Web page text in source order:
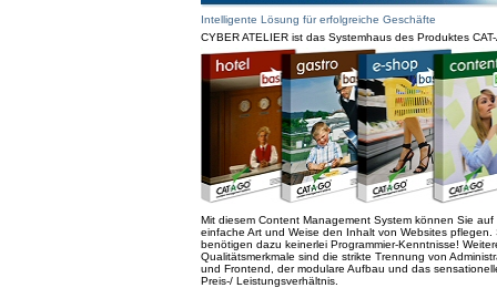
Intelligente Lösung für erfolgreiche Geschäfte
CYBER ATELIER ist das Systemhaus des Produktes
Mit diesem Content Management System können Sie auf
einfache Art und Weise den Inhalt von Websites pflegen.
benötigen dazu keinerlei Programmier-Kenntnisse!
Qualitätsmerkmale sind die strikte Trennung von
und Frontend, der modulare Aufbau und das
Preis-/ Leistungsverhältnis.